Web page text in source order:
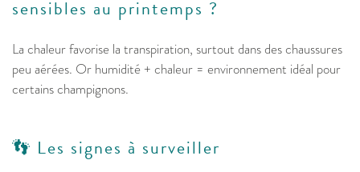
sensibles au printemps ?
La chaleur favorise la transpiration, surtout dans des chaussures
peu aérées. Or humidité + chaleur = environnement idéal pour
certains champignons.
👣 Les signes à surveiller